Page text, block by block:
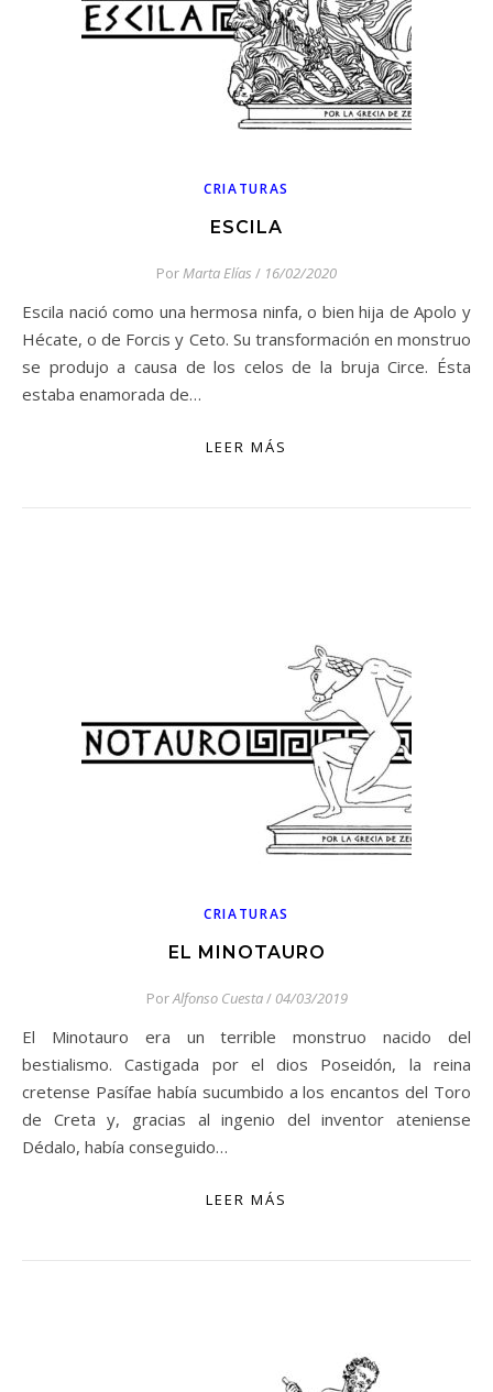
CRIATURAS
ESCILA
PorMarta Elías / 16/02/2020
Escila nació como una hermosa ninfa, o bien hija de Apolo y
Hécate, o de Forcis y Ceto. Su transformación en monstruo
se produjo a causa de los celos de la bruja Circe. Ésta
estaba enamorada de…
LEER MÁS
CRIATURAS
EL MINOTAURO
PorAlfonso Cuesta/ 04/03/2019
El Minotauro era un terrible monstruo nacido del
bestialismo. Castigada por el dios Poseidón, la reina
cretense Pasífae había sucumbido a los encantos del Toro
de Creta y, gracias al ingenio del inventor ateniense
Dédalo, había conseguido…
LEER MÁS